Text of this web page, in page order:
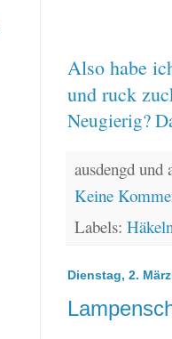
Also habe
und ruck
Neugierig?
ausdengd
Keine
Labels:
Dienstag, 2.